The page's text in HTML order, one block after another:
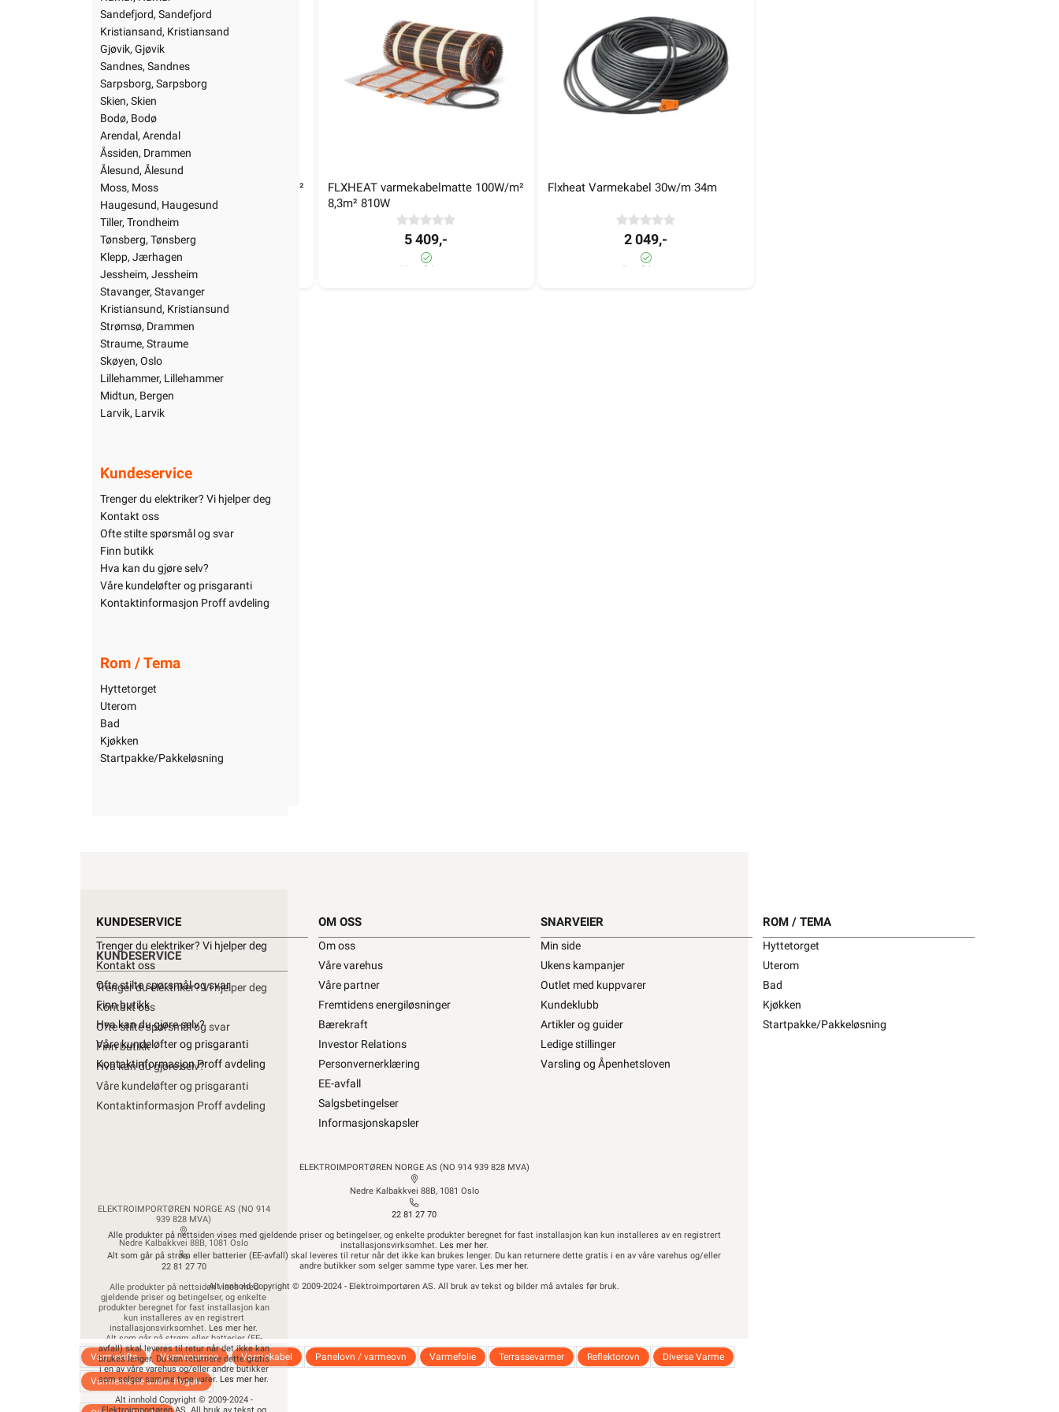
Fredrikstad, Fredrikstad
Hamar, Hamar
Sandefjord, Sandefjord
Kristiansand, Kristiansand
Gjøvik, Gjøvik
Sandnes, Sandnes
Sarpsborg, Sarpsborg
Skien, Skien
Bodø, Bodø
Arendal, Arendal
Åssiden, Drammen
Ålesund, Ålesund
Moss, Moss
Haugesund, Haugesund
Tiller, Trondheim
Tønsberg, Tønsberg
Klepp, Jærhagen
Jessheim, Jessheim
Stavanger, Stavanger
Kristiansund, Kristiansund
Strømsø, Drammen
Straume, Straume
Skøyen, Oslo
Lillehammer, Lillehammer
Kundeservice
Trenger du elektriker? Vi hjelper deg
Kontakt oss
Ofte stilte spørsmål og svar
Finn butikk
Hva kan du gjøre selv?
Våre kundeløfter og prisgaranti
Rom / Tema
Hyttetorget
Uterom
Bad
Kjøkken
Startpakke/Pakkeløsning
FLXHEAT varmekabelmatte 100W/m²
1,1m² 110W
1 619,-
20+ på lager
FLXHEAT varmekabelmatte 100W/m²
Flxheat Varmekabel 30w/m 34m
KUNDESERVICE
Trenger du elektriker? Vi hjelper deg
Kontakt oss
Ofte stilte spørsmål og svar
Finn butikk
Hva kan du gjøre selv?
Våre kundeløfter og prisgaranti
Kontaktinformasjon Proff avdeling
Om oss
Våre varehus
Våre partner
Fremtidens energiløsninger
Bærekraft
Investor Relations
Personvernerklæring
EE-avfall
Informasjonskapsler
Min side
Ukens kampanjer
Outlet med kuppvarer
Kundeklubb
Artikler og guider
ROM / TEMA
Hyttetorget
Uterom
Bad
ELEKTROIMPORTØREN NORGE AS (NO 914
939 828 MVA)
Nedre Kalbakkvei 88B, 1081 Oslo
22 81 27 70
Alle produkter på nettsiden vises med
gjeldende priser og betingelser, og enkelte
produkter beregnet for fast installasjon kan
kun installeres av en registrert
installasjonsvirksomhet. Les mer her.
Alt som går på strøm eller batterier (EE-
avfall) skal leveres til retur når det ikke kan
brukes lenger. Du kan returnere dette gratis
i en av våre varehus og/eller andre butikker
som selger samme type varer. Les mer her.
Alt innhold Copyright © 2009-2024 -
Sandefjord, Sandefjord
Kristiansand, Kristiansand
Gjøvik, Gjøvik
Sandnes, Sandnes
Sarpsborg, Sarpsborg
Skien, Skien
Bodø, Bodø
Arendal, Arendal
Åssiden, Drammen
Ålesund, Ålesund
Moss, Moss
Haugesund, Haugesund
Tiller, Trondheim
Tønsberg, Tønsberg
Klepp, Jærhagen
Jessheim, Jessheim
Stavanger, Stavanger
Kristiansund, Kristiansund
Strømsø, Drammen
Straume, Straume
Skøyen, Oslo
Lillehammer, Lillehammer
Midtun, Bergen
Larvik, Larvik
Kundeservice
Trenger du elektriker? Vi hjelper deg
Kontakt oss
Ofte stilte spørsmål og svar
Finn butikk
Hva kan du gjøre selv?
Våre kundeløfter og prisgaranti
Kontaktinformasjon Proff avdeling
Rom / Tema
Hyttetorget
Uterom
Bad
Kjøkken
Startpakke/Pakkeløsning
FLXHEAT varmekabelmatte 100W/m²
1,1m² 110W
1 619,-
20+ på lager
FLXHEAT varmekabelmatte 100W/m²
8,3m² 810W
5 409,-
20+ på lager
Flxheat Varmekabel 30w/m 34m
2 049,-
7± på lager
KUNDESERVICE
Trenger du elektriker? Vi hjelper deg
Kontakt oss
Ofte stilte spørsmål og svar
Finn butikk
Hva kan du gjøre selv?
Våre kundeløfter og prisgaranti
Kontaktinformasjon Proff avdeling
OM OSS
Om oss
Våre varehus
Våre partner
Fremtidens energiløsninger
Bærekraft
Investor Relations
Personvernerklæring
EE-avfall
Salgsbetingelser
Informasjonskapsler
SNARVEIER
Min side
Ukens kampanjer
Outlet med kuppvarer
Kundeklubb
Artikler og guider
Ledige stillinger
Varsling og Åpenhetsloven
ROM / TEMA
Hyttetorget
Uterom
Bad
Kjøkken
Startpakke/Pakkeløsning
ELEKTROIMPORTØREN NORGE AS (NO 914 939 828 MVA)
Nedre Kalbakkvei 88B, 1081 Oslo
22 81 27 70
Alle produkter på nettsiden vises med gjeldende priser og betingelser, og enkelte produkter beregnet for fast installasjon kan kun installeres av en registrert
installasjonsvirksomhet. Les mer her.
Alt som går på strøm eller batterier (EE-avfall) skal leveres til retur når det ikke kan brukes lenger. Du kan returnere dette gratis i en av våre varehus og/eller
andre butikker som selger samme type varer. Les mer her.
Alt innhold Copyright © 2009-2024 - Elektroimportøren AS. All bruk av tekst og bilder må avtales før bruk.
Varmevifte Varmepumpe Varmekabel Panelovn / varmeovn Varmefolie Terrassevarmer Reflektorovn Diverse Varme
Varmematte under tregulv